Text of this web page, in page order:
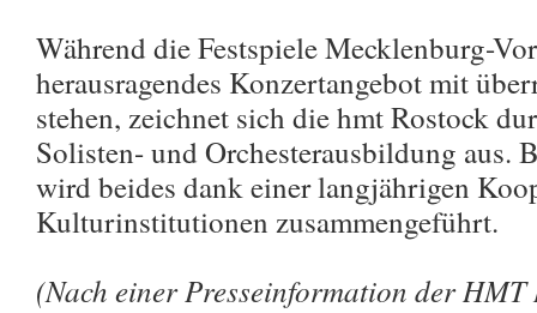
Während die Festspiele Mecklenburg-
herausragendes Konzertangebot mit
stehen, zeichnet sich die hmt Rostock
Solisten- und Orchesterausbildung aus.
wird beides dank einer langjährigen
Kulturinstitutionen zusammengeführt.
(Nach einer Presseinformation der HMT